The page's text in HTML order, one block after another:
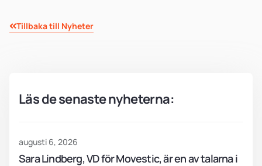
Tillbaka till Nyheter
Läs de senaste nyheterna:
Sara Lindberg, VD för Movestic, är en av talarna i
augusti 6, 2026